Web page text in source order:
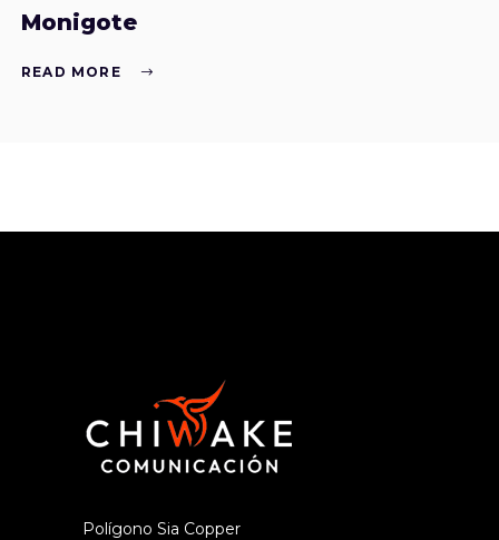
Monigote
READ MORE
Polígono Sia Copper